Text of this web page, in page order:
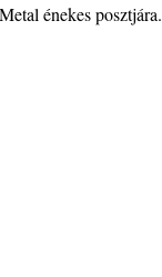
énekes posztjára.